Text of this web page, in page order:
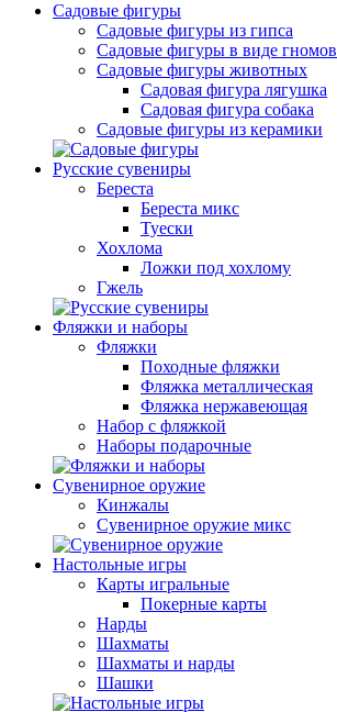
Садовые фигуры
Садовые фигуры из гипса
Садовые фигуры в виде гномов
Садовые фигуры животных
Садовая фигура лягушка
Садовая фигура собака
Садовые фигуры из керамики
Русские сувениры
Береста
Береста микс
Туески
Хохлома
Ложки под хохлому
Гжель
Фляжки и наборы
Фляжки
Походные фляжки
Фляжка металлическая
Фляжка нержавеющая
Набор с фляжкой
Наборы подарочные
Сувенирное оружие
Кинжалы
Сувенирное оружие микс
Настольные игры
Карты игральные
Покерные карты
Нарды
Шахматы
Шахматы и нарды
Шашки